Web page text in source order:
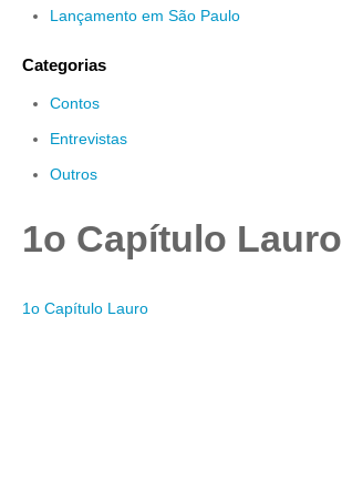
Lançamento em São Paulo
Categorias
Contos
Entrevistas
Outros
1o Capítulo Lauro
1o Capítulo Lauro